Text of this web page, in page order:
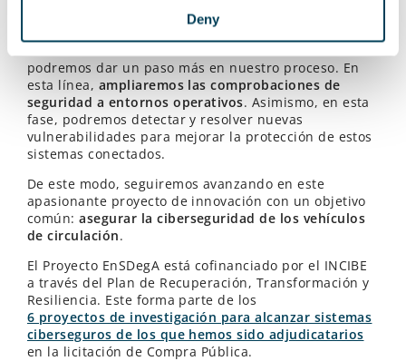
Deny
para llevar a cabo estos ensayos.
podremos dar un paso más en nuestro proceso. En
esta línea, ampliaremos las comprobaciones de
seguridad a entornos operativos. Asimismo, en esta
fase, podremos detectar y resolver nuevas
vulnerabilidades para mejorar la protección de estos
sistemas conectados.
De este modo, seguiremos avanzando en este
apasionante proyecto de innovación con un objetivo
común:asegurar la ciberseguridad de los vehículos
de circulación.
El Proyecto EnSDegA está cofinanciado por el INCIBE
a través del Plan de Recuperación, Transformación y
Resiliencia. Este forma parte de los
6 proyectos de investigación para alcanzar sistemas
ciberseguros de los que hemos sido adjudicatarios
en la licitación de Compra Pública.